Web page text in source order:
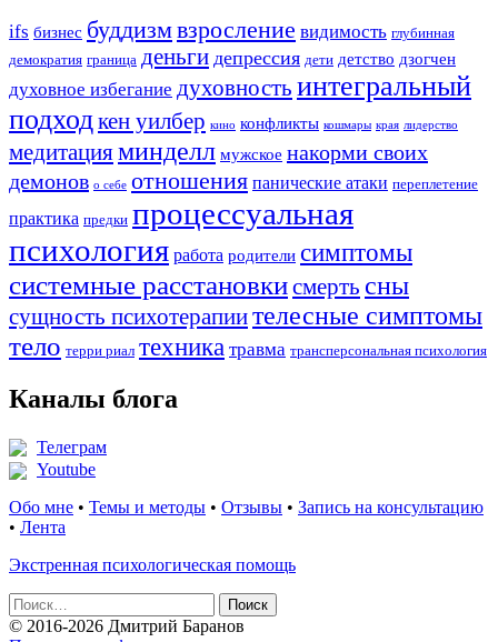
ifs бизнес буддизмвзросление видимость глубинная
демократия граница деньги депрессия дети детство дзогчен
духовное избегание духовность интегральный
подходкен уилбер кино конфликты кошмары края лидерство
медитацияминделл мужское накорми своих
демонов о себе отношения панические атаки переплетение
практика предки процессуальная
психология работа родители симптомы
системные расстановкисмерть сны
сущность психотерапиителесные симптомы
тело терри риал техника травма трансперсональная психология
Каналы блога
Телеграм
Youtube
Обо мне • Темы и методы • Отзывы • Запись на консультацию
• Лента
Экстренная психологическая помощь
Найти:
© 2016-2026 Дмитрий Баранов